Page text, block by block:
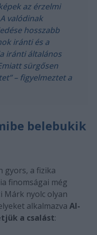
az érzelmi
valódinak
hosszabb
iránti és a
iránti általános
sürgősen
– figyelmeztet a
belebukik
gyors, a fizika
finomságai még
Márk nyolc olyan
alkalmazva AI-
a csalást: